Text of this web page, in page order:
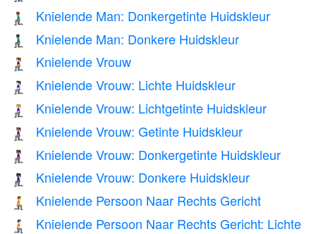
🧎🏾‍♂️ Knielende Man: Donkergetinte Huidskleur
🧎🏿‍♂️ Knielende Man: Donkere Huidskleur
🧎‍♀️ Knielende Vrouw
🧎🏻‍♀️ Knielende Vrouw: Lichte Huidskleur
🧎🏼‍♀️ Knielende Vrouw: Lichtgetinte Huidskleur
🧎🏽‍♀️ Knielende Vrouw: Getinte Huidskleur
🧎🏾‍♀️ Knielende Vrouw: Donkergetinte Huidskleur
🧎🏿‍♀️ Knielende Vrouw: Donkere Huidskleur
🧎‍➡️ Knielende Persoon Naar Rechts Gericht
🧎🏻‍➡️
Knielende Persoon Naar Rechts Gericht: Lichte